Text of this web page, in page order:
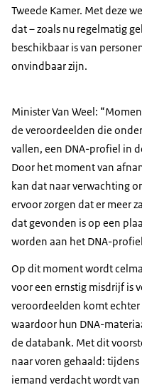
Tweede Kamer. Met deze
dat – zoals nu regelmatig
beschikbaar is van
onvindbaar zijn.
Minister Van Weel:
de veroordeelden die
vallen, een DNA-profiel in
Door het moment van
kan dat naar verwachting
ervoor zorgen dat er meer
dat gevonden is op een
worden aan het DNA-
Op dit moment wordt
voor een ernstig misdrijf is
veroordeelden komt
waardoor hun DNA-
de databank. Met dit
naar voren gehaald:
iemand verdacht wordt